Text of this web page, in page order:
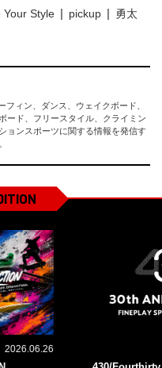
Your Style pickup 勇太
フィン、ダンス、ウェイクボード、
ード、フリースタイル、クライミン
ョンスポーツに関する情報を発信す
2026.06.26